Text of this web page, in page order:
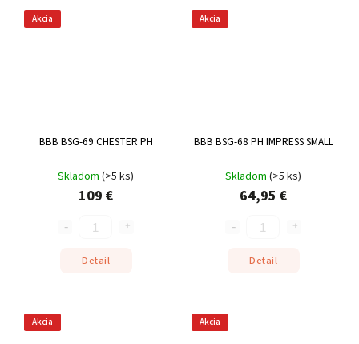
Akcia
BBB BSG-69 CHESTER PH
Skladom (>5 ks)
109 €
Detail
Akcia
BBB BSG-68 PH IMPRESS SMALL
Skladom (>5 ks)
64,95 €
Detail
Akcia Akcia